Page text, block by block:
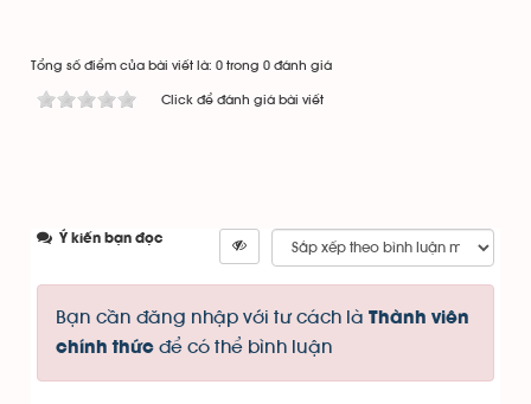
Tổng số điểm của bài viết là: 0 trong 0 đánh giá
Click để đánh giá bài viết
Ý kiến bạn đọc
Bạn cần đăng nhập với tư cách là Thành viên
chính thức để có thể bình luận